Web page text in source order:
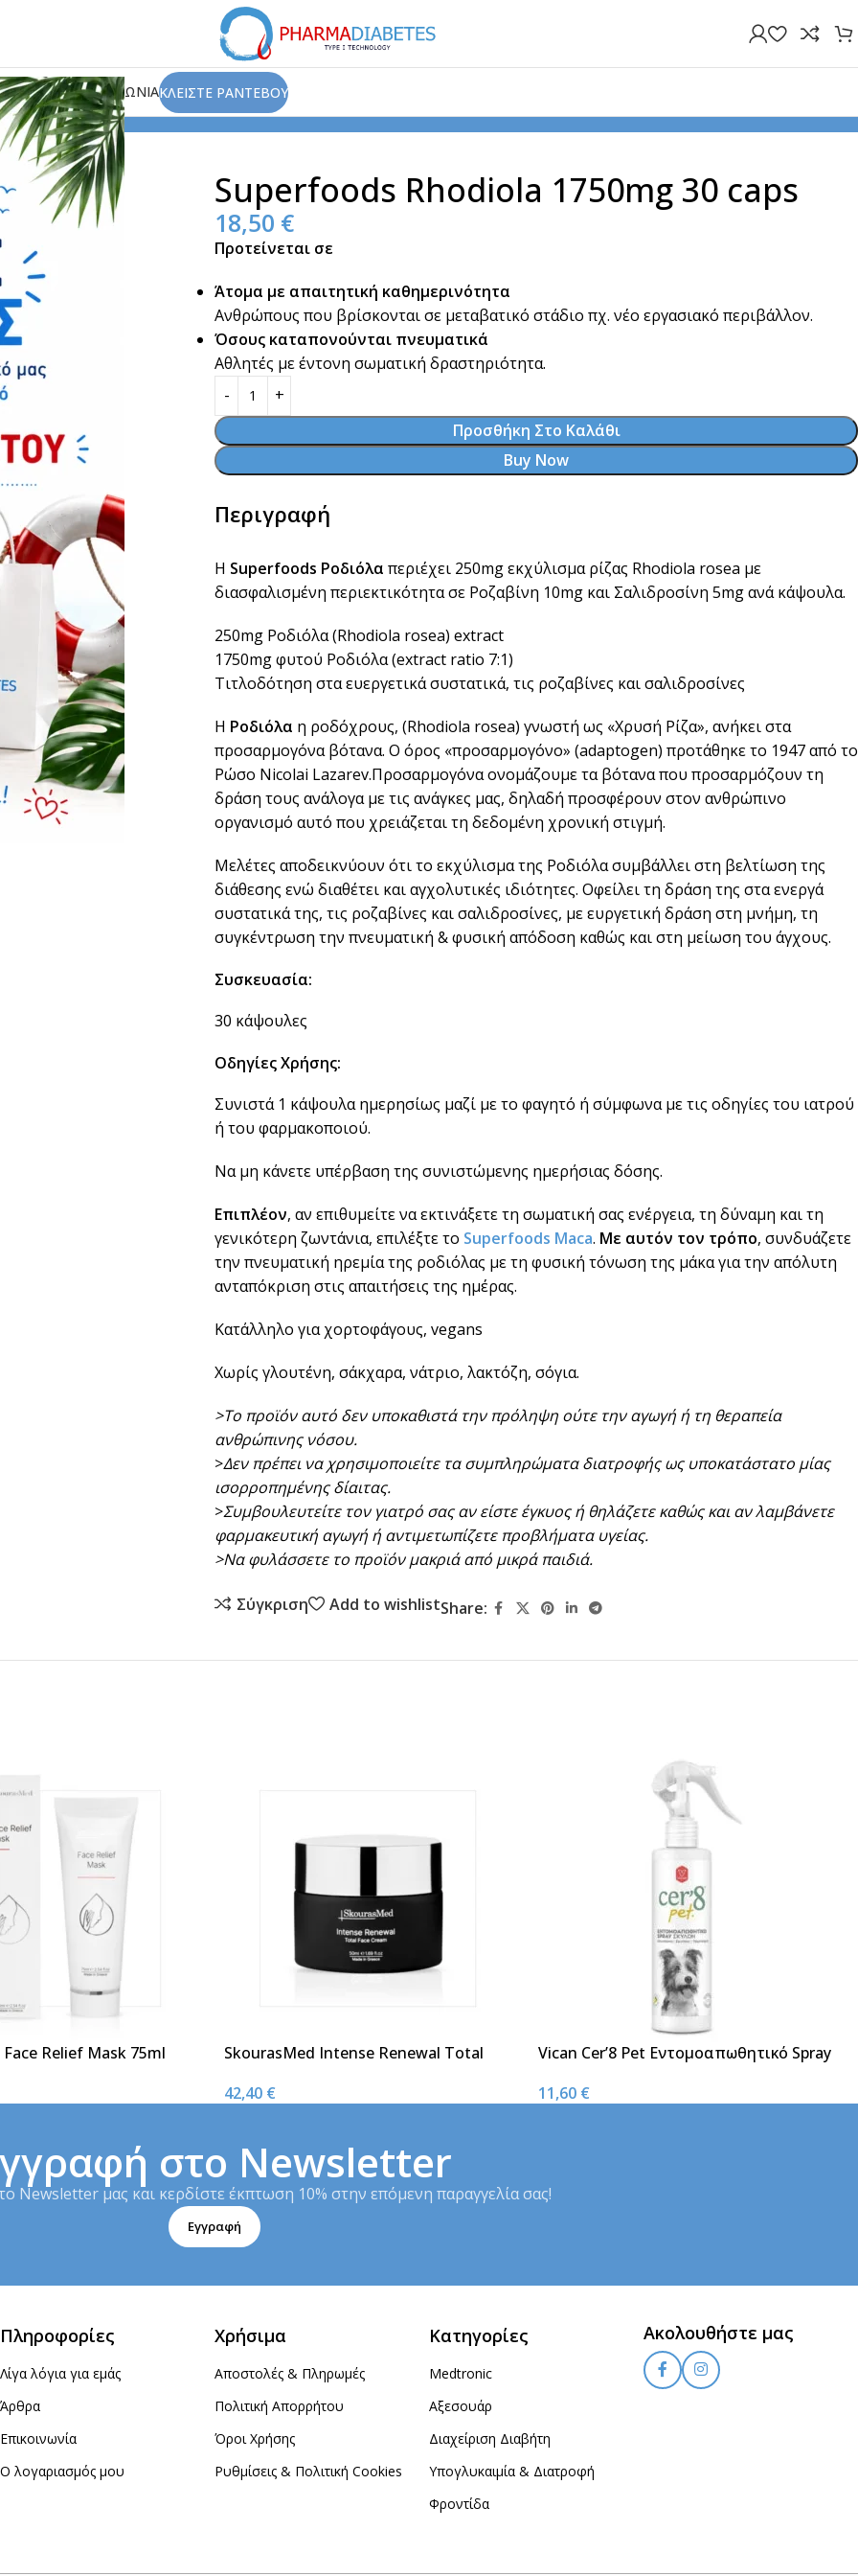
ΑΡΘΡΑΕΠΙΚΟΙΝΩΝΙΑΚΛΕΙΣΤΕ ΡΑΝΤΕΒΟΥ
Διατροφής Συγκέντρωση - Πνευματική Διαύγεια
Superfoods Rhodiola 1750mg 30 caps
18,50 €
Προτείνεται σε
Άτομα με απαιτητική καθημερινότητα
Ανθρώπους που βρίσκονται σε μεταβατικό στάδιο πχ. νέο εργασιακό περιβάλλον.
Όσους καταπονούνται πνευματικά
Αθλητές με έντονη σωματική δραστηριότητα.
Προσθήκη Στο Καλάθι
Buy Now
Περιγραφή
Η Superfoods Ροδιόλα περιέχει 250mg εκχύλισμα ρίζας Rhodiola rosea με
διασφαλισμένη περιεκτικότητα σε Ροζαβίνη 10mg και Σαλιδροσίνη 5mg ανά κάψουλα.
250mg Ροδιόλα (Rhodiola rosea) extract
1750mg φυτού Ροδιόλα (extract ratio 7:1)
Τιτλοδότηση στα ευεργετικά συστατικά, τις ροζαβίνες και σαλιδροσίνες
Η Ροδιόλα η ροδόχρους, (Rhodiola rosea) γνωστή ως «Χρυσή Ρίζα», ανήκει στα
προσαρμογόνα βότανα. Ο όρος «προσαρμογόνο» (adaptogen) προτάθηκε το 1947 από το
Ρώσο Nicolai Lazarev.Προσαρμογόνα ονομάζουμε τα βότανα που προσαρμόζουν τη
δράση τους ανάλογα με τις ανάγκες μας, δηλαδή προσφέρουν στον ανθρώπινο
οργανισμό αυτό που χρειάζεται τη δεδομένη χρονική στιγμή.
Μελέτες αποδεικνύουν ότι το εκχύλισμα της Ροδιόλα συμβάλλει στη βελτίωση της
διάθεσης ενώ διαθέτει και αγχολυτικές ιδιότητες. Οφείλει τη δράση της στα ενεργά
συστατικά της, τις ροζαβίνες και σαλιδροσίνες, με ευργετική δράση στη μνήμη, τη
συγκέντρωση την πνευματική & φυσική απόδοση καθώς και στη μείωση του άγχους.
Συσκευασία:
30 κάψουλες
Οδηγίες Χρήσης:
Συνιστά 1 κάψουλα ημερησίως μαζί με το φαγητό ή σύμφωνα με τις οδηγίες του ιατρού
ή του φαρμακοποιού.
Να μη κάνετε υπέρβαση της συνιστώμενης ημερήσιας δόσης.
Επιπλέον, αν επιθυμείτε να εκτινάξετε τη σωματική σας ενέργεια, τη δύναμη και τη
γενικότερη ζωντάνια, επιλέξτε το Superfoods Maca. Με αυτόν τον τρόπο, συνδυάζετε
την πνευματική ηρεμία της ροδιόλας με τη φυσική τόνωση της μάκα για την απόλυτη
ανταπόκριση στις απαιτήσεις της ημέρας.
Κατάλληλο για χορτοφάγους, vegans
Χωρίς γλουτένη, σάκχαρα, νάτριο, λακτόζη, σόγια.
>Το προϊόν αυτό δεν υποκαθιστά την πρόληψη ούτε την αγωγή ή τη θεραπεία
ανθρώπινης νόσου.
>Δεν πρέπει να χρησιμοποιείτε τα συμπληρώματα διατροφής ως υποκατάστατο μίας
ισορροπημένης δίαιτας.
>Συμβουλευτείτε τον γιατρό σας αν είστε έγκυος ή θηλάζετε καθώς και αν λαμβάνετε
φαρμακευτική αγωγή ή αντιμετωπίζετε προβλήματα υγείας.
>Nα φυλάσσετε το προϊόν μακριά από μικρά παιδιά.
Σύγκριση Add to wishlistShare:
Relief Mask 75ml
SkourasMed Intense Renewal Total
42,40 €
Vican Cer’8 Pet Εντομοαπωθητικό Spray
11,60 €
στο Newsletter
Newsletter μας και κερδίστε έκπτωση 10% στην επόμενη παραγγελία σας!
Εγγραφή
Πληροφορίες
Λίγα λόγια για εμάς
Άρθρα
Επικοινωνία
Ο λογαριασμός μου
Χρήσιμα
Αποστολές & Πληρωμές
Πολιτική Απορρήτου
Όροι Χρήσης
Ρυθμίσεις & Πολιτική Cookies
Κατηγορίες
Medtronic
Αξεσουάρ
Διαχείριση Διαβήτη
Υπογλυκαιμία & Διατροφή
Φροντίδα
Ακολουθήστε μας